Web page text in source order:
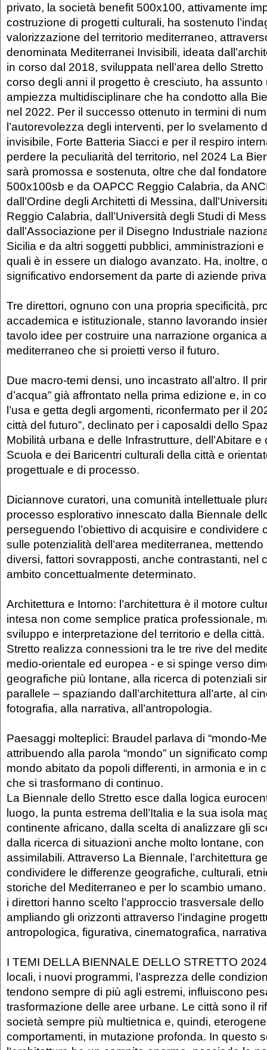
privato, la società benefit 500x100, attivamente
costruzione di progetti culturali, ha sostenuto
valorizzazione del territorio mediterraneo,
denominata Mediterranei Invisibili, ideata
in corso dal 2018, sviluppata nell’area dello
corso degli anni il progetto è cresciuto, ha assunto
ampiezza multidisciplinare che ha condotto alla
nel 2022. Per il successo ottenuto in termini di
l’autorevolezza degli interventi, per lo svelamento
invisibile, Forte Batteria Siacci e per il respiro
perdere la peculiarità del territorio, nel 2024 La
sarà promossa e sostenuta, oltre che dal
500x100sb e da OAPCC Reggio Calabria, da
dall’Ordine degli Architetti di Messina,
Reggio Calabria, dall’Università degli Studi di
dall’Associazione per il Disegno Industriale
Sicilia e da altri soggetti pubblici, amministrazioni
quali è in essere un dialogo avanzato. Ha, inoltre,
significativo endorsement da parte di aziende
Tre direttori, ognuno con una propria specificità,
accademica e istituzionale, stanno lavorando
tavolo idee per costruire una narrazione organica
mediterraneo che si proietti verso il futuro.
Due macro-temi densi, uno incastrato all’altro. Il
d’acqua” già affrontato nella prima edizione e, in
l’usa e getta degli argomenti, riconfermato per il
città del futuro”, declinato per i caposaldi dello
Mobilità urbana e delle Infrastrutture, dell’Abitare e
Scuola e dei Baricentri culturali della città e
progettuale e di processo.
Diciannove curatori, una comunità intellettuale
processo esplorativo innescato dalla Biennale
perseguendo l’obiettivo di acquisire e condividere
sulle potenzialità dell’area mediterranea,
diversi, fattori sovrapposti, anche contrastanti, nel
ambito concettualmente determinato.
Architettura e Intorno: l’architettura è il motore
intesa non come semplice pratica professionale,
sviluppo e interpretazione del territorio e della
Stretto realizza connessioni tra le tre rive del
medio-orientale ed europea - e si spinge verso
geografiche più lontane, alla ricerca di potenziali
parallele – spaziando dall’architettura all’arte, al
fotografia, alla narrativa, all’antropologia.
Paesaggi molteplici: Braudel parlava di “mondo-
attribuendo alla parola “mondo” un significato
mondo abitato da popoli differenti, in armonia e in
che si trasformano di continuo.
La Biennale dello Stretto esce dalla logica
luogo, la punta estrema dell’Italia e la sua isola
continente africano, dalla scelta di analizzare gli
dalla ricerca di situazioni anche molto lontane, con
assimilabili. Attraverso La Biennale, l’architettura
condividere le differenze geografiche, culturali,
storiche del Mediterraneo e per lo scambio
i direttori hanno scelto l’approccio trasversale
ampliando gli orizzonti attraverso l’indagine
antropologica, figurativa, cinematografica,
I TEMI DELLA BIENNALE DELLO STRETTO
locali, i nuovi programmi, l’asprezza delle
tendono sempre di più agli estremi, influiscono
trasformazione delle aree urbane. Le città sono il
società sempre più multietnica e, quindi,
comportamenti, in mutazione profonda. In questo